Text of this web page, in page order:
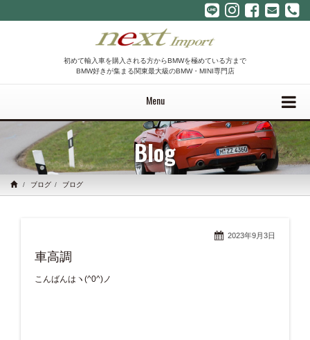
初めて輸入車を購入される方からBMWを極めている方まで
BMW好きが集まる関東最大級のBMW・MINI専門店
Menu
Blog
ブログ ブログ
2023年9月3日
車高調
こんばんはヽ(^0^)ノ